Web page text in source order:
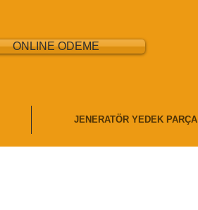
ONLINE ODEME
JENERATÖR YEDEK PARÇA